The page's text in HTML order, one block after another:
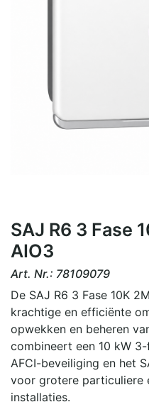
​​​SAJ R6 3 Fase
AIO3
Art. Nr.: 78109079
De SAJ R6 3 Fase 10K
krachtige en efficiënte
opwekken en beheren
combineert een 10 kW
AFCI-beveiliging en het
voor grotere particuliere
installaties.